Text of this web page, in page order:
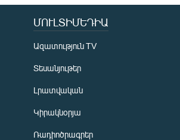
ՄՈՒԼՏԻՄԵԴԻԱ
Ազատություն TV
Տեսանյութեր
Լրատվական
Կիրակնօրյա
Ռադիոծրագրեր